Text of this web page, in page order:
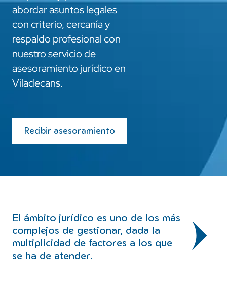
abordar asuntos legales
con criterio, cercanía y
respaldo profesional con
nuestro servicio de
asesoramiento jurídico en
Viladecans.
Recibir asesoramiento
El ámbito jurídico es uno de los más
complejos de gestionar, dada la
multiplicidad de factores a los que
se ha de atender.